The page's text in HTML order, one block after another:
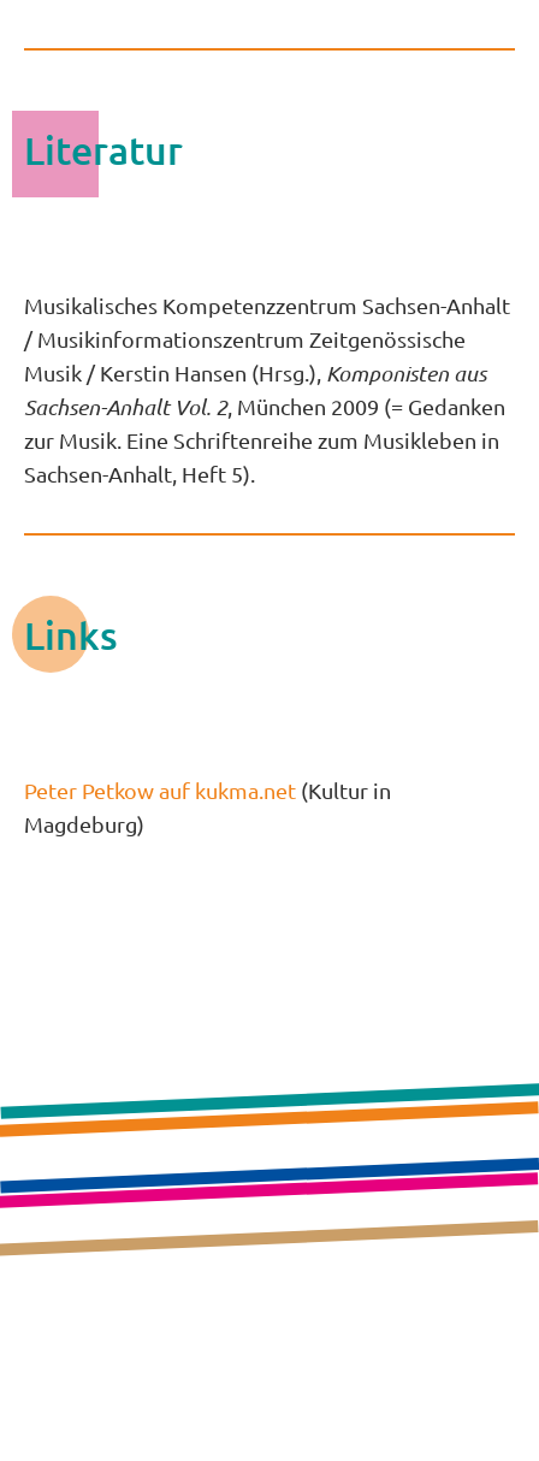
Literatur
Musikalisches Kompetenzzentrum Sachsen-Anhalt
/ Musikinformationszentrum Zeitgenössische
Musik / Kerstin Hansen (Hrsg.), Komponisten aus
Sachsen-Anhalt Vol. 2, München 2009 (= Gedanken
zur Musik. Eine Schriftenreihe zum Musikleben in
Sachsen-Anhalt, Heft 5).
Links
Peter Petkow auf kukma.net (Kultur in
Magdeburg)